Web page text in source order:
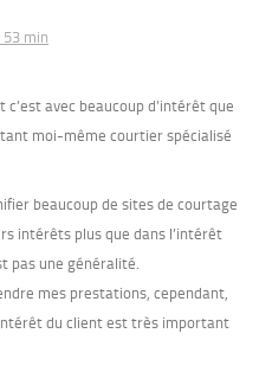
53 min
avec beaucoup d’intérêt que
moi-même courtier spécialisé
beaucoup de sites de courtage
intérêts plus que dans l’intérêt
pas une généralité.
mes prestations, cependant,
du client est très important